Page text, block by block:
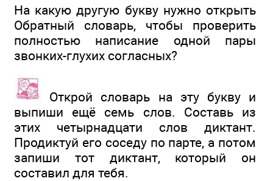
На какую другую букву нужно открыть
Обратный словарь, чтобы проверить
полностью написание одной пары
звонких-глухих согласных?
Открой словарь на эту букву и
выпиши ещё семь слов. Составь из
этих четырнадцати слов диктант.
Продиктуй его соседу по парте, а потом
запиши тот диктант, который он
составил для тебя.